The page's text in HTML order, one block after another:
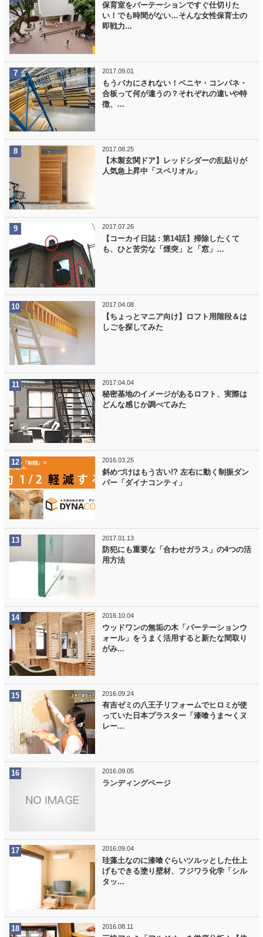
保育室をパーテーションですぐ仕切りた
い！でも時間がない…そんな女性保育士の
即戦力...
2017.09.01
もうバカにされない！ベニヤ・コンパネ・
合板って何が違うの？それぞれの違いや特
徴、...
2017.08.25
【木製玄関ドア】レッドシダーの乱貼りが
人気急上昇中「スペリオル」
2017.07.26
【コーカイ日誌 : 第14話】掃除したくて
も、ひと苦労な「煙突」と「窓」…
2017.04.08
【ちょっとマニア向け】ロフト用階段＆は
しごを探してみた
2017.04.04
秘密基地のイメージがあるロフト、実際は
どんな感じか調べてみた
2016.03.25
斜めづけはもう古い!? 左右に動く制振ダン
パー「ダイナコンティ」
2017.01.13
防犯にも重要な「合わせガラス」の4つの活
用方法
2016.10.04
ウッドワンの無垢の木「パーテーションウ
ォール」をうまく活用すると新たな間取り
がみ...
2016.09.24
有吉ゼミの八王子リフォームでヒロミが使
っていた日本プラスター「漆喰うま〜くヌ
レー...
2016.09.05
ランディングページ
2016.09.04
珪藻土なのに漆喰ぐらいツルッとした仕上
げもできる塗り壁材、フジワラ化学「シル
タッ...
2016.08.11